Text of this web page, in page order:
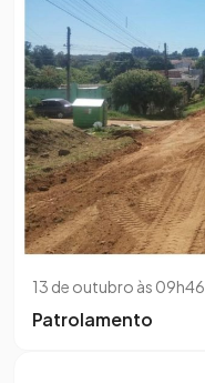
13 de outubro às 09h46
Patrolamento